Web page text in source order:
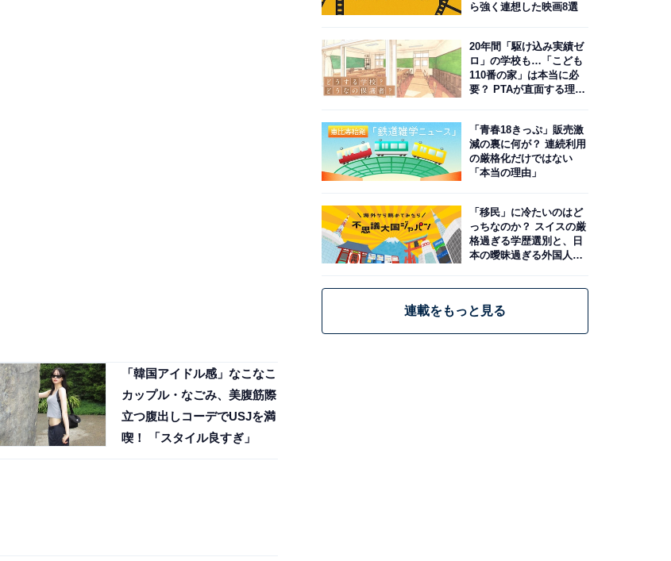
「韓国アイドル感」なこなこ
カップル・なごみ、美腹筋際
立つ腹出しコーデでUSJを満
喫！ 「スタイル良すぎ」
ら強く連想した映画8選
20年間「駆け込み実績ゼ
ロ」の学校も…「こども
110番の家」は本当に必
要？ PTAが直面する理想
「青春18きっぷ」販売激
減の裏に何が？ 連続利用
の厳格化だけではない
「本当の理由」
「移民」に冷たいのはど
っちなのか？ スイスの厳
格過ぎる学歴選別と、日
本の曖昧過ぎる外国人政
連載をもっと見る